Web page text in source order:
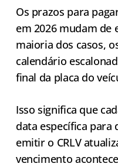
Os prazos para
em 2026 mudam de
maioria dos casos,
calendário
final da placa do
Isso significa que
data específica
emitir o CRLV
vencimento